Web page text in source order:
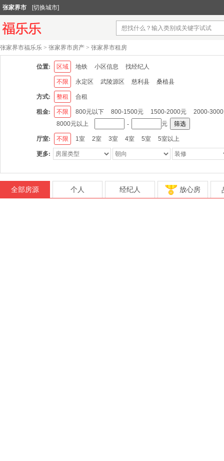
张家界市 [切换城市]
张家界市福乐乐 > 张家界市房产 > 张家界市租房
位置: 区域 地铁 小区信息 找经纪人
不限 永定区 武陵源区 慈利县 桑植县
方式: 整租 合租
租金: 不限 800元以下 800-1500元 1500-2000元
2000-
8000元以上
- 元 筛选
厅室: 不限 1室 2室 3室 4室 5室 5室以上
更多:
全部房源 个人 经纪人 放心房